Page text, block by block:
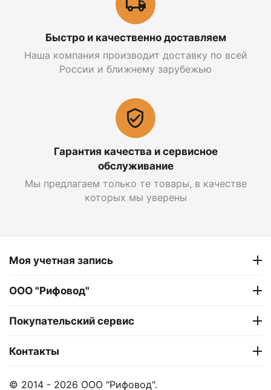
Быстро и качественно доставляем
Наша компания производит доставку по всей
России и ближнему зарубежью
Гарантия качества и сервисное
обслуживание
Мы предлагаем только те товары, в качестве
которых мы уверены
Моя учетная запись
ООО "Рифовод"
Покупательский сервис
Контакты
© 2014 - 2026 ООО "Рифовод".